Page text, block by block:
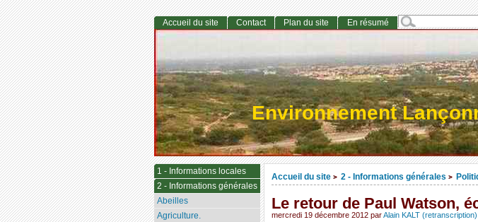
Environnement
Accueil du site > 2 - Informations générales >
Le retour de Paul Watson,
mercredi 19 décembre 2012 parAlain KALT (retranscription)
Accueil du site Contact Plan du site En résumé
1 - Informations locales
2 - Informations générales
Abeilles
Agriculture.